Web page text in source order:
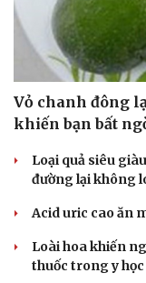
Săn Tour
check-in
Vỏ chanh đông
khiến bạn bất
Loại quả siêu
đường lại không
Acid uric cao ăn
Loài hoa khiến
thuốc trong y